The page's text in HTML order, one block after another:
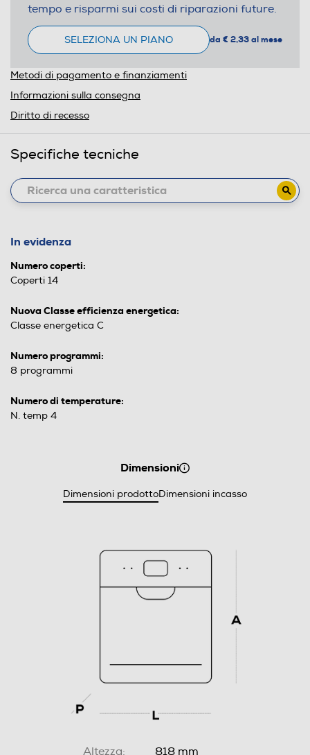
tempo e risparmi sui costi di riparazioni future.
SELEZIONA UN PIANO da € 2,33 al mese
Metodi di pagamento e finanziamenti
Informazioni sulla consegna
Diritto di recesso
Specifiche tecniche
In evidenza
Numero coperti:
Coperti 14
Nuova Classe efficienza energetica:
Classe energetica C
Numero programmi:
8 programmi
Numero di temperature:
N. temp 4
Dimensioni
Dimensioni prodottoDimensioni incasso
Altezza: 818 mm